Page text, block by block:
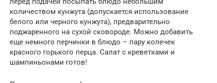
количеством кунжута (допускается использование
белого или черного кунжута), предварительно
поджаренного на сухой сковороде. Можно добавить
еще немного перчинки в блюдо – пару колечек
красного горького перца. Салат с креветками и
шампиньонами готов!